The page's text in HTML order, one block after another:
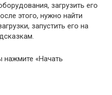
загрузить его
этого, нужно найти
запустить его на
нажмите «Начать